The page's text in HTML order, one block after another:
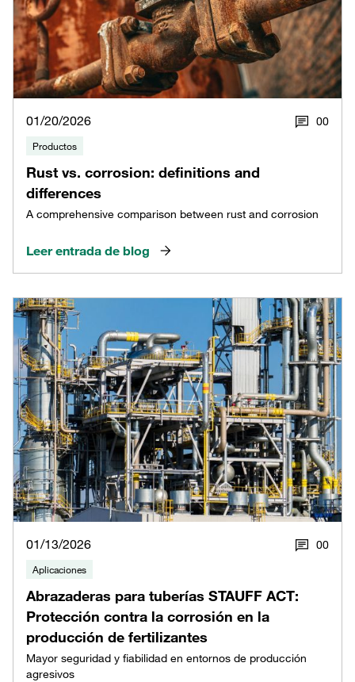
01/20/2026 00
Productos
Rust vs. corrosion: definitions and
differences
A comprehensive comparison between rust and corrosion
Leer entrada de blog
01/13/2026 00
Aplicaciones
Abrazaderas para tuberías STAUFF ACT:
Protección contra la corrosión en la
producción de fertilizantes
Mayor seguridad y fiabilidad en entornos de producción
agresivos